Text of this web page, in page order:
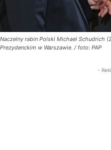
Naczelny rabin Polski Michael Schudrich
Prezydenckim w Warszawie. / foto: PAP
-